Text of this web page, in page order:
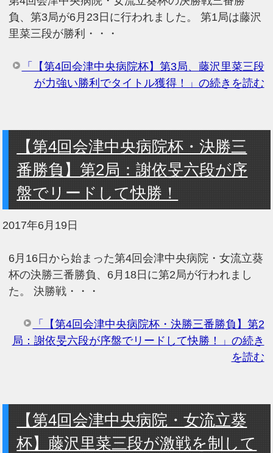
負、第3局が6月23日に行われました。 第1局は藤沢
里菜三段が勝利・・・
「【第4回会津中央病院杯】第3局、藤沢里菜三段
が力強い勝利でタイトル獲得！」の続きを読む
【第4回会津中央病院杯・決勝三
番勝負】第2局：謝依旻六段が序
盤でリードして快勝！
2017年6月19日
6月16日から始まった第4回会津中央病院・女流立葵
杯の決勝三番勝負、6月18日に第2局が行われまし
た。 決勝戦・・・
「【第4回会津中央病院杯・決勝三番勝負】第2
局：謝依旻六段が序盤でリードして快勝！」の続き
を読む
【第4回会津中央病院・女流立葵
杯】藤沢里菜三段が激戦を制して